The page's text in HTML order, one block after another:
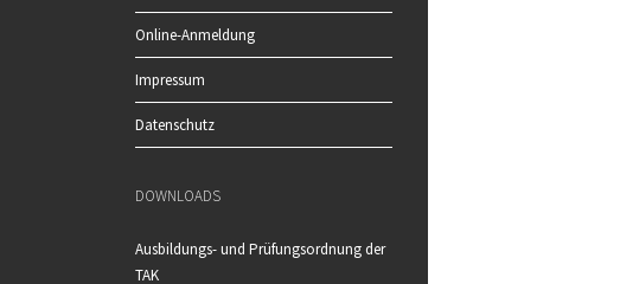
Online-Anmeldung
Impressum
Datenschutz
DOWNLOADS
Ausbildungs- und Prüfungsordnung der
TAK